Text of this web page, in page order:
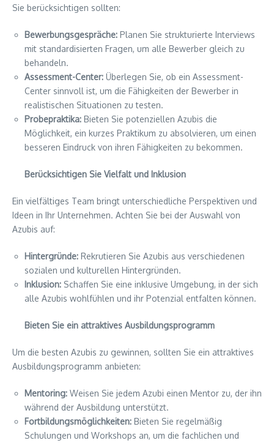
Sie berücksichtigen sollten:
Bewerbungsgespräche: Planen Sie strukturierte Interviews
mit standardisierten Fragen, um alle Bewerber gleich zu
behandeln.
Assessment-Center: Überlegen Sie, ob ein Assessment-
Center sinnvoll ist, um die Fähigkeiten der Bewerber in
realistischen Situationen zu testen.
Probepraktika: Bieten Sie potenziellen Azubis die
Möglichkeit, ein kurzes Praktikum zu absolvieren, um einen
besseren Eindruck von ihren Fähigkeiten zu bekommen.
Berücksichtigen Sie Vielfalt und Inklusion
Ein vielfältiges Team bringt unterschiedliche Perspektiven und
Ideen in Ihr Unternehmen. Achten Sie bei der Auswahl von
Azubis auf:
Hintergründe: Rekrutieren Sie Azubis aus verschiedenen
sozialen und kulturellen Hintergründen.
Inklusion: Schaffen Sie eine inklusive Umgebung, in der sich
alle Azubis wohlfühlen und ihr Potenzial entfalten können.
Bieten Sie ein attraktives Ausbildungsprogramm
Um die besten Azubis zu gewinnen, sollten Sie ein attraktives
Ausbildungsprogramm anbieten:
Mentoring: Weisen Sie jedem Azubi einen Mentor zu, der ihn
während der Ausbildung unterstützt.
Fortbildungsmöglichkeiten: Bieten Sie regelmäßig
Schulungen und Workshops an, um die fachlichen und